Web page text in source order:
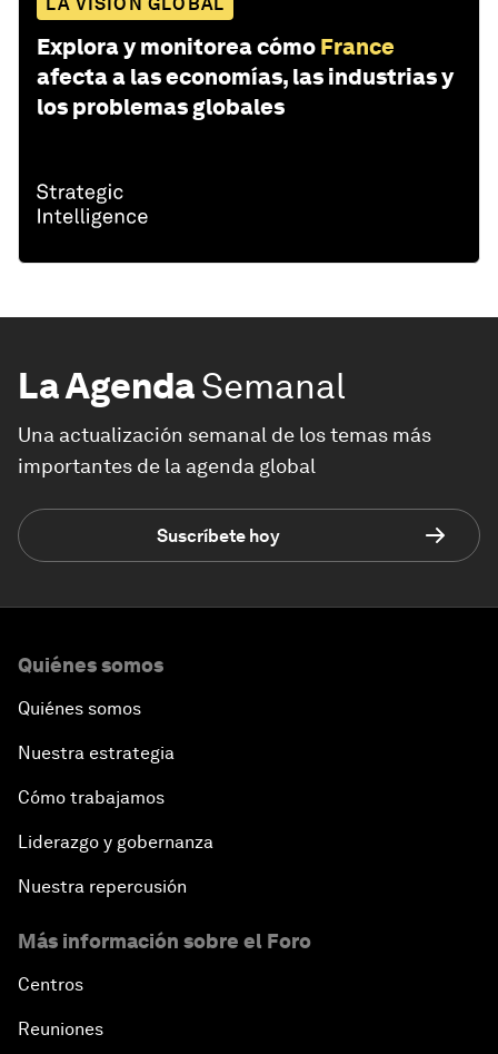
Explora y monitorea cómo France
afecta a las economías, las industrias y
los problemas globales
La AgendaSemanal
Una actualización semanal de los temas más
importantes de la agenda global
Suscríbete hoy
Quiénes somos
Quiénes somos
Nuestra estrategia
Cómo trabajamos
Liderazgo y gobernanza
Nuestra repercusión
Más información sobre el Foro
Centros
Reuniones